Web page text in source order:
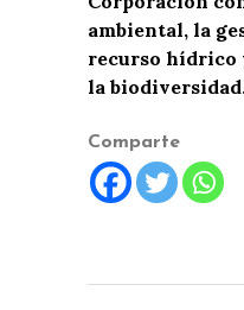
ambiental, la
recurso hídrico
la
Comparte